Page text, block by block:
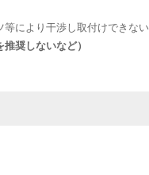
により干渉し取付けできない
奨しないなど）